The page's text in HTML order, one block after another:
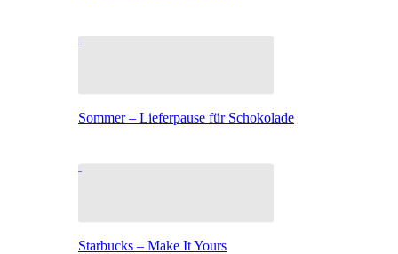
Sommer – Lieferpause für Schokolade
Starbucks – Make It Yours